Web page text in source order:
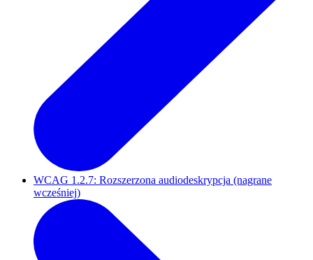
WCAG 1.2.7: Rozszerzona audiodeskrypcja (nagrane
wcześniej)